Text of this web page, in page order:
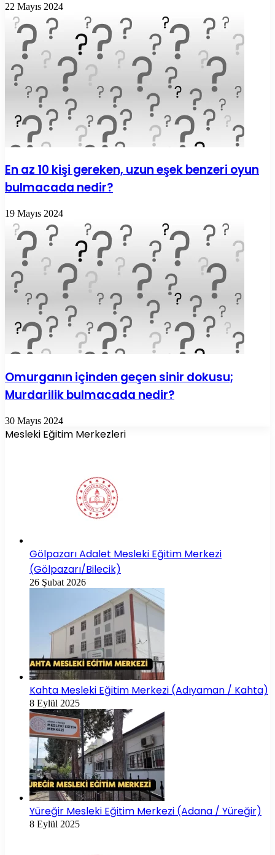
22 Mayıs 2024
En az 10 kişi gereken, uzun eşek benzeri oyun
bulmacada nedir?
19 Mayıs 2024
Omurganın içinden geçen sinir dokusu;
Murdarilik bulmacada nedir?
30 Mayıs 2024
Mesleki Eğitim Merkezleri
Gölpazarı Adalet Mesleki Eğitim Merkezi
(Gölpazarı/Bilecik)
26 Şubat 2026
Kahta Mesleki Eğitim Merkezi (Adıyaman / Kahta)
8 Eylül 2025
Yüreğir Mesleki Eğitim Merkezi (Adana / Yüreğir)
8 Eylül 2025